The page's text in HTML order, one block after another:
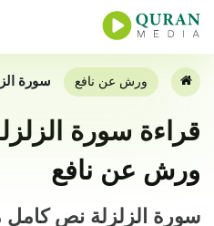
ورش عن نافع سورة
قراءة سورة
ورش عن نافع
سورة الزلزلة نص كامل